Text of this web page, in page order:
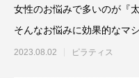
女性のお悩みで多いのが『
そんなお悩みに効果的なマ
す
2023.08.02 ピラティス